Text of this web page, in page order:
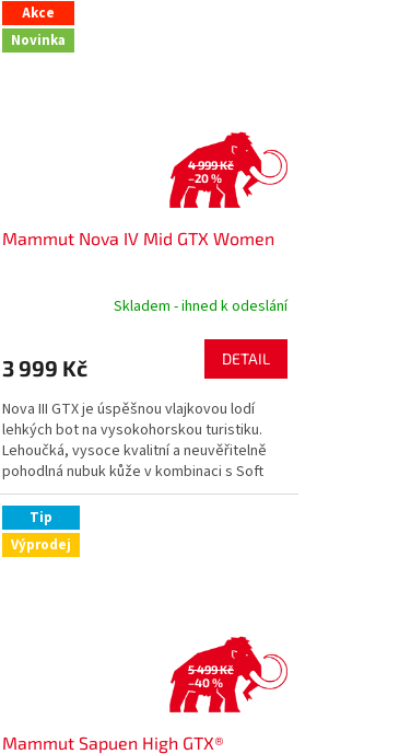
Akce
Novinka
4 999 Kč
–20 %
Mammut Nova IV Mid GTX Women
Skladem - ihned k odeslání
3 999 Kč DETAIL
Nova III GTX je úspěšnou vlajkovou lodí
lehkých bot na vysokohorskou turistiku.
Lehoučká, vysoce kvalitní a neuvěřitelně
pohodlná nubuk kůže v kombinaci s Soft
Shellovým...
Tip
Výprodej
5 499 Kč
–40 %
Mammut Sapuen High GTX®